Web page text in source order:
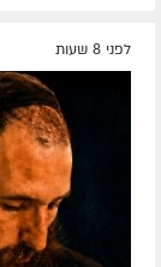
לפני 8 שעות